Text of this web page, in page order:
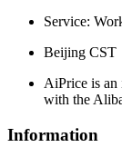
Service:
Beijing CST
AiPrice is an
with the
Information